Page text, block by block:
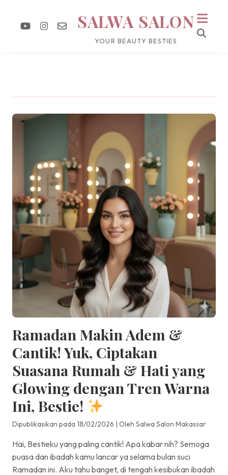
SALWA SALON
YOUR BEAUTY BESTIES
Ramadan Makin Adem &
Cantik! Yuk, Ciptakan
Suasana Rumah & Hati yang
Glowing dengan Tren Warna
Ini, Bestie!
Dipublikasikan pada 18/02/2026 | Oleh Salwa Salon Makassar
Hai, Bestieku yang paling cantik! Apa kabar nih? Semoga
puasa dan ibadah kamu lancar ya selama bulan suci
Ramadan ini. Aku tahu banget, di tengah kesibukan ibadah